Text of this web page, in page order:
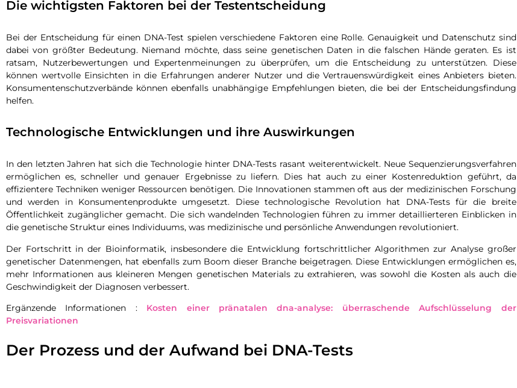
Die wichtigsten Faktoren bei der Testentscheidung
Bei der Entscheidung für einen DNA-Test spielen verschiedene Faktoren eine Rolle. Genauigkeit und Datenschutz sind
dabei von größter Bedeutung. Niemand möchte, dass seine genetischen Daten in die falschen Hände geraten. Es ist
ratsam, Nutzerbewertungen und Expertenmeinungen zu überprüfen, um die Entscheidung zu unterstützen. Diese
können wertvolle Einsichten in die Erfahrungen anderer Nutzer und die Vertrauenswürdigkeit eines Anbieters bieten.
Konsumentenschutzverbände können ebenfalls unabhängige Empfehlungen bieten, die bei der Entscheidungsfindung
helfen.
Technologische Entwicklungen und ihre Auswirkungen
In den letzten Jahren hat sich die Technologie hinter DNA-Tests rasant weiterentwickelt. Neue Sequenzierungsverfahren
ermöglichen es, schneller und genauer Ergebnisse zu liefern. Dies hat auch zu einer Kostenreduktion geführt, da
effizientere Techniken weniger Ressourcen benötigen. Die Innovationen stammen oft aus der medizinischen Forschung
und werden in Konsumentenprodukte umgesetzt. Diese technologische Revolution hat DNA-Tests für die breite
Öffentlichkeit zugänglicher gemacht. Die sich wandelnden Technologien führen zu immer detaillierteren Einblicken in
die genetische Struktur eines Individuums, was medizinische und persönliche Anwendungen revolutioniert.
Der Fortschritt in der Bioinformatik, insbesondere die Entwicklung fortschrittlicher Algorithmen zur Analyse großer
genetischer Datenmengen, hat ebenfalls zum Boom dieser Branche beigetragen. Diese Entwicklungen ermöglichen es,
mehr Informationen aus kleineren Mengen genetischen Materials zu extrahieren, was sowohl die Kosten als auch die
Geschwindigkeit der Diagnosen verbessert.
Ergänzende Informationen : Kosten einer pränatalen dna-analyse: überraschende Aufschlüsselung der
Preisvariationen
Der Prozess und der Aufwand bei DNA-Tests